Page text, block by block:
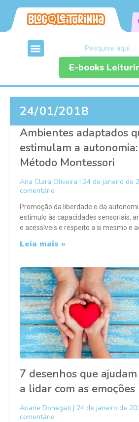
E-books
24/01/2018
Ambientes adaptados
estimulam a
Método Montessori
Ana Clara Oliveira 24 de janeiro de
comentário
Promoção da liberdade e da
estímulo às capacidades sensoriais,
e acessíveis e respeito a si mesmo e
Leia mais »
7 desenhos que
a lidar com as emoções
Ariane Donegati 24 de janeiro de
comentário